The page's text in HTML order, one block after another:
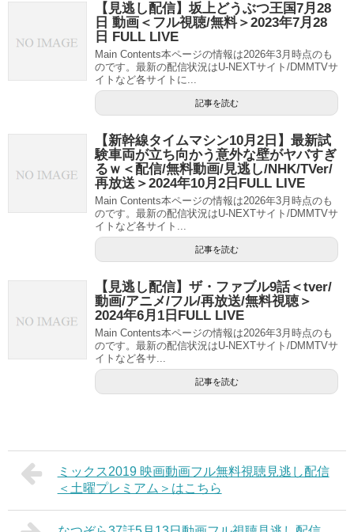
【見逃し配信】坂上どうぶつ王国7月28
日 動画＜フル視聴/無料＞2023年7月28
日 FULL LIVE
Main Contents本ページの情報は2026年3月時点のも
のです。最新の配信状況はU-NEXTサイト/DMMTVサ
イトなど各サイトに...
記事を読む
【新幹線タイムマシン10月2日】最新試
験車両が立ち向かう意外な壁がヤバすぎ
るｗ＜配信/無料動画/見逃し/NHK/TVer/
再放送＞2024年10月2日FULL LIVE
Main Contents本ページの情報は2026年3月時点のも
のです。最新の配信状況はU-NEXTサイト/DMMTVサ
イトなど各サイト...
記事を読む
【見逃し配信】ザ・ファブル9話＜tver/
動画/アニメ/フル/再放送/無料視聴＞
2024年6月1日FULL LIVE
Main Contents本ページの情報は2026年3月時点のも
のです。最新の配信状況はU-NEXTサイト/DMMTVサ
イトなど各サ...
記事を読む
ミックス2019 映画動画フル無料視聴見逃し配信
＜土曜プレミアム＞はこちら